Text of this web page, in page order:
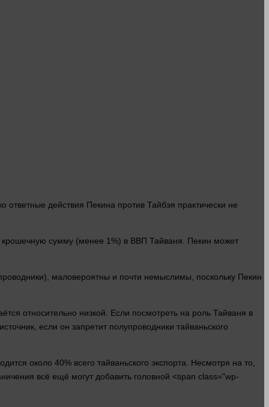
действия Пекина против Тайбэя практически не
крошечную сумму (менее 1%) в ВВП Тайваня. Пекин может
маловероятны и почти немыслимы, поскольку Пекин
относительно низкой. Если посмотреть на роль Тайваня в
если он запретит полупроводники тайваньского
около 40% всего тайваньского экспорта. Несмотря на то,
всё ещё могут добавить головной <span class="wp-